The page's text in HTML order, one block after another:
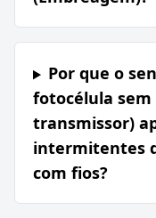
Por que o
fotocélula
transmissor)
intermitentes
com fios?